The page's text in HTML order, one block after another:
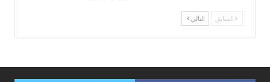
السابق التالي